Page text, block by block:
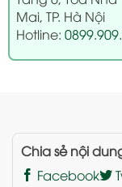
Mai, TP. Hà Nội
Hotline:
Chia sẻ nội
Facebook